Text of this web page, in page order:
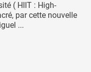
( HIIT : High-
par cette nouvelle
...